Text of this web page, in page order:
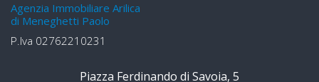
Agenzia Immobiliare Arilica
di Meneghetti Paolo
P.Iva 02762210231
Piazza Ferdinando di Savoia, 5